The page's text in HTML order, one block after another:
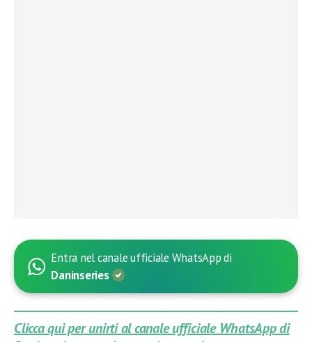
Entra nel canale ufficiale WhatsApp di
Daninseries
Clicca qui per unirti al canale ufficiale WhatsApp di